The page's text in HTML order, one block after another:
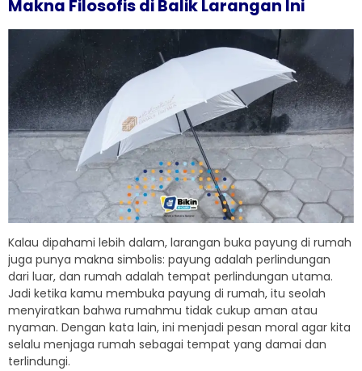
Makna Filosofis di Balik Larangan Ini
Kalau dipahami lebih dalam, larangan buka payung di rumah
juga punya makna simbolis: payung adalah perlindungan
dari luar, dan rumah adalah tempat perlindungan utama.
Jadi ketika kamu membuka payung di rumah, itu seolah
menyiratkan bahwa rumahmu tidak cukup aman atau
nyaman. Dengan kata lain, ini menjadi pesan moral agar kita
selalu menjaga rumah sebagai tempat yang damai dan
terlindungi.